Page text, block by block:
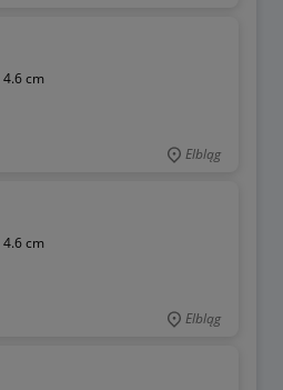
4.6 cm
Elbląg
4.6 cm
Elbląg